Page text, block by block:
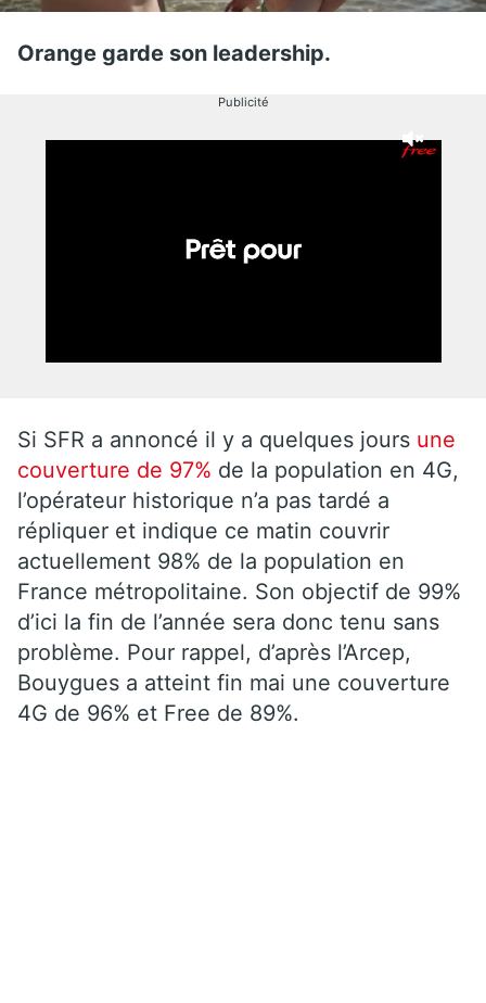
Orange garde son leadership.
Publicité
Si SFR a annoncé il y a quelques jours une
couverture de 97% de la population en 4G,
l’opérateur historique n’a pas tardé a
répliquer et indique ce matin couvrir
actuellement 98% de la population en
France métropolitaine. Son objectif de 99%
d’ici la fin de l’année sera donc tenu sans
problème. Pour rappel, d’après l’Arcep,
Bouygues a atteint fin mai une couverture
4G de 96% et Free de 89%.